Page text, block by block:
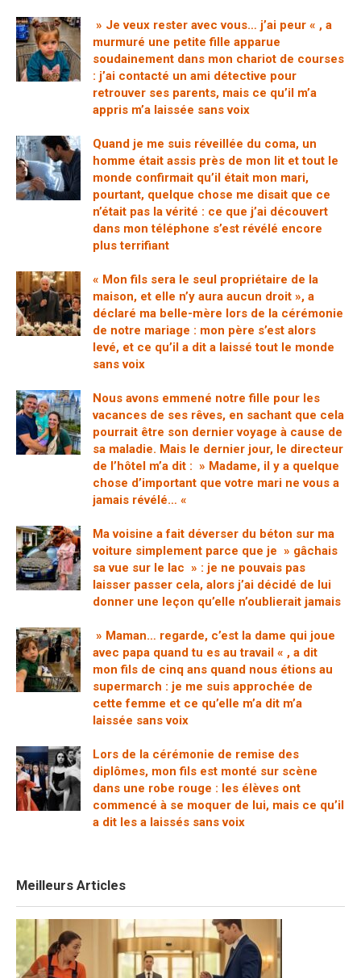
» Je veux rester avec vous… j’ai peur « , a
murmuré une petite fille apparue
soudainement dans mon chariot de courses
: j’ai contacté un ami détective pour
retrouver ses parents, mais ce qu’il m’a
appris m’a laissée sans voix
Quand je me suis réveillée du coma, un
homme était assis près de mon lit et tout le
monde confirmait qu’il était mon mari,
pourtant, quelque chose me disait que ce
n’était pas la vérité : ce que j’ai découvert
dans mon téléphone s’est révélé encore
plus terrifiant
« Mon fils sera le seul propriétaire de la
maison, et elle n’y aura aucun droit », a
déclaré ma belle-mère lors de la cérémonie
de notre mariage : mon père s’est alors
levé, et ce qu’il a dit a laissé tout le monde
sans voix
Nous avons emmené notre fille pour les
vacances de ses rêves, en sachant que cela
pourrait être son dernier voyage à cause de
sa maladie. Mais le dernier jour, le directeur
de l’hôtel m’a dit : » Madame, il y a quelque
chose d’important que votre mari ne vous a
jamais révélé… «
Ma voisine a fait déverser du béton sur ma
voiture simplement parce que je » gâchais
sa vue sur le lac » : je ne pouvais pas
laisser passer cela, alors j’ai décidé de lui
donner une leçon qu’elle n’oublierait jamais
» Maman… regarde, c’est la dame qui joue
avec papa quand tu es au travail « , a dit
mon fils de cinq ans quand nous étions au
supermarch : je me suis approchée de
cette femme et ce qu’elle m’a dit m’a
laissée sans voix
Lors de la cérémonie de remise des
diplômes, mon fils est monté sur scène
dans une robe rouge : les élèves ont
commencé à se moquer de lui, mais ce qu’il
a dit les a laissés sans voix
Meilleurs Articles